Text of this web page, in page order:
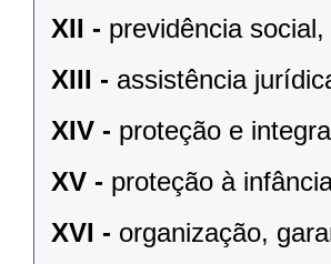
XII - previdência
XIII - assistência
XIV - proteção e
XV - proteção à
XVI - organização,